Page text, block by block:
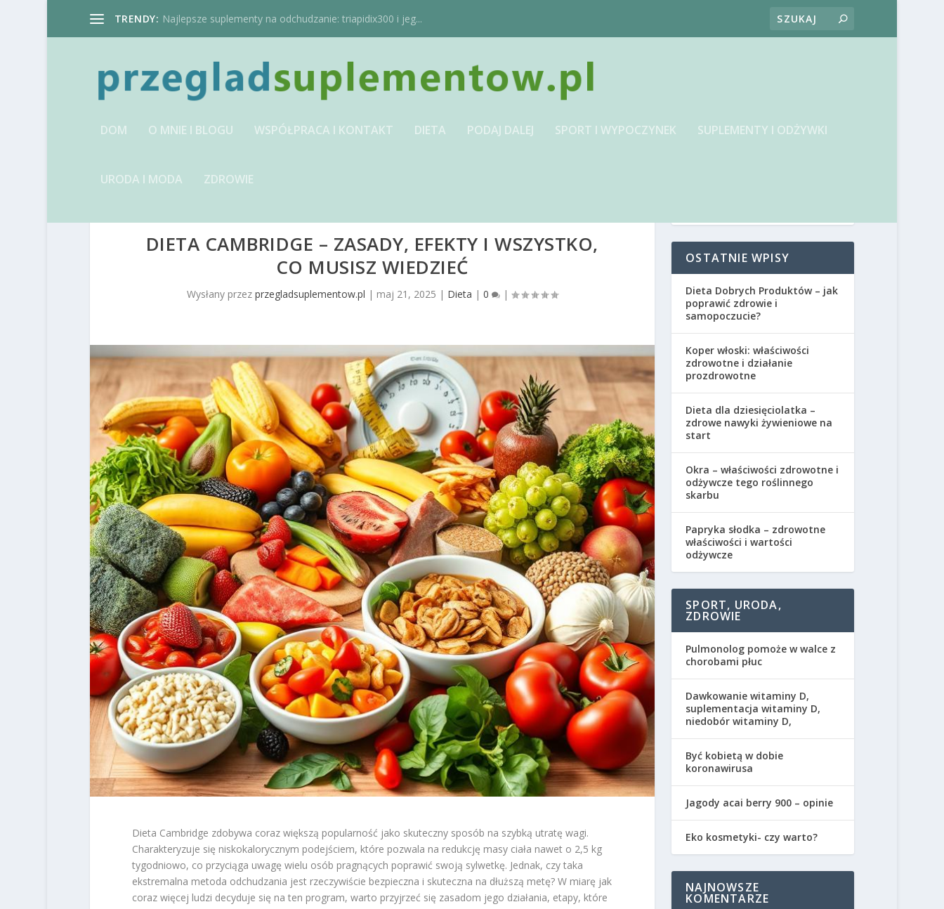
TRENDY: Najlepsze suplementy na odchudzanie: triapidix300 i jeg...
DOM O MNIE I BLOGU WSPÓŁPRACA I KONTAKT DIETA PODAJ DALEJ SPORT I WYPOCZYNEK SUPLEMENTY I ODŻYWKI
URODA I MODA ZDROWIE
DIETA CAMBRIDGE – ZASADY, EFEKTY I WSZYSTKO,
CO MUSISZ WIEDZIEĆ
Wysłany przez przegladsuplementow.pl | maj 21, 2025 | Dieta | 0 |
Dieta Cambridge zdobywa coraz większą popularność jako skuteczny sposób na szybką utratę wagi.
Charakteryzuje się niskokalorycznym podejściem, które pozwala na redukcję masy ciała nawet o 2,5 kg
tygodniowo, co przyciąga uwagę wielu osób pragnących poprawić swoją sylwetkę. Jednak, czy taka
ekstremalna metoda odchudzania jest rzeczywiście bezpieczna i skuteczna na dłuższą metę? W miarę jak
coraz więcej ludzi decyduje się na ten program, warto przyjrzeć się zasadom jego działania, etapy, które
OSTATNIE WPISY
Dieta Dobrych Produktów – jak
poprawić zdrowie i
samopoczucie?
Koper włoski: właściwości
zdrowotne i działanie
prozdrowotne
Dieta dla dziesięciolatka –
zdrowe nawyki żywieniowe na
start
Okra – właściwości zdrowotne i
odżywcze tego roślinnego
skarbu
Papryka słodka – zdrowotne
właściwości i wartości
odżywcze
SPORT, URODA,
ZDROWIE
Pulmonolog pomoże w walce z
chorobami płuc
Dawkowanie witaminy D,
suplementacja witaminy D,
niedobór witaminy D,
Być kobietą w dobie
koronawirusa
Jagody acai berry 900 – opinie
Eko kosmetyki- czy warto?
NAJNOWSZE
KOMENTARZE